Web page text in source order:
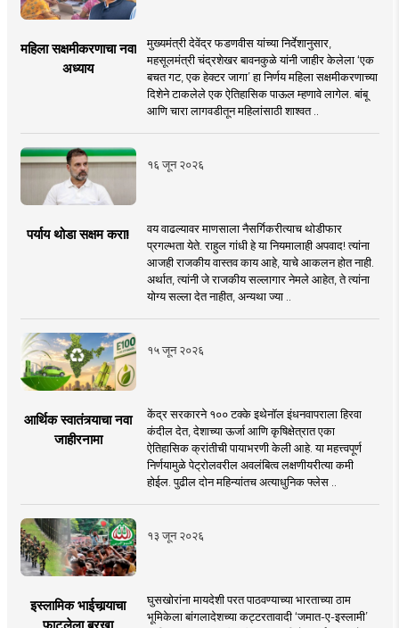
महिला सक्षमीकरणाचा नवा
अध्याय
मुख्यमंत्री देवेंद्र फडणवीस यांच्या निर्देशानुसार,
महसूलमंत्री चंद्रशेखर बावनकुळे यांनी जाहीर केलेला ‘एक
बचत गट, एक हेक्टर जागा’ हा निर्णय महिला सक्षमीकरणाच्या
दिशेने टाकलेले एक ऐतिहासिक पाऊल म्हणावे लागेल. बांबू
आणि चारा लागवडीतून महिलांसाठी शाश्वत ..
१६ जून २०२६
पर्याय थोडा सक्षम करा!
वय वाढल्यावर माणसाला नैसर्गिकरीत्याच थोडीफार
प्रगल्भता येते. राहुल गांधी हे या नियमालाही अपवाद! त्यांना
आजही राजकीय वास्तव काय आहे, याचे आकलन होत नाही.
अर्थात, त्यांनी जे राजकीय सल्लागार नेमले आहेत, ते त्यांना
योग्य सल्ला देत नाहीत, अन्यथा ज्या ..
१५ जून २०२६
आर्थिक स्वातंत्र्याचा नवा
जाहीरनामा
केंद्र सरकारने १०० टक्के इथेनॉल इंधनवापराला हिरवा
कंदील देत, देशाच्या ऊर्जा आणि कृषिक्षेत्रात एका
ऐतिहासिक क्रांतीची पायाभरणी केली आहे. या महत्त्वपूर्ण
निर्णयामुळे पेट्रोलवरील अवलंबित्व लक्षणीयरीत्या कमी
होईल. पुढील दोन महिन्यांतच अत्याधुनिक फ्लेस ..
१३ जून २०२६
इस्लामिक भाईचार्‍याचा
घुसखोरांना मायदेशी परत पाठवण्याच्या भारताच्या ठाम
भूमिकेला बांगलादेशच्या कट्टरतावादी ‘जमात-ए-इस्लामी’